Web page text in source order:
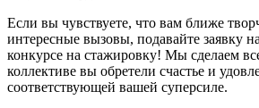
Если вы чувствуете, что вам ближе
интересные вызовы, подавайте заявку
конкурсе на стажировку! Мы сделаем
коллективе вы обретели счастье и
соответствующей вашей суперсиле.